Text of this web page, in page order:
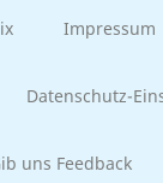
Impressum
Datenschutz-
uns Feedback